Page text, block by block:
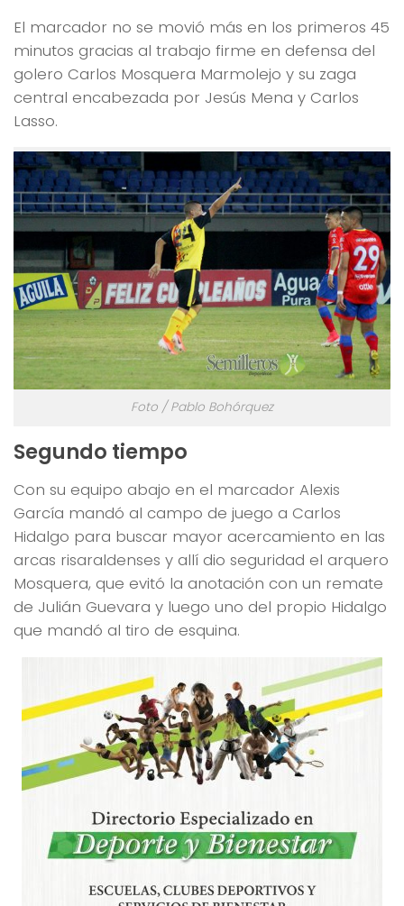
El marcador no se movió más en los primeros 45
minutos gracias al trabajo firme en defensa del
golero Carlos Mosquera Marmolejo y su zaga
central encabezada por Jesús Mena y Carlos
Lasso.
Foto / Pablo Bohórquez
Segundo tiempo
Con su equipo abajo en el marcador Alexis
García mandó al campo de juego a Carlos
Hidalgo para buscar mayor acercamiento en las
arcas risaraldenses y allí dio seguridad el arquero
Mosquera, que evitó la anotación con un remate
de Julián Guevara y luego uno del propio Hidalgo
que mandó al tiro de esquina.